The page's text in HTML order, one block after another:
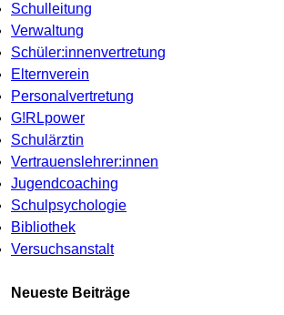
Schulleitung
Verwaltung
Schüler:innenvertretung
Elternverein
Personalvertretung
G!RLpower
Schulärztin
Vertrauenslehrer:innen
Jugendcoaching
Schulpsychologie
Bibliothek
Versuchsanstalt
Neueste Beiträge